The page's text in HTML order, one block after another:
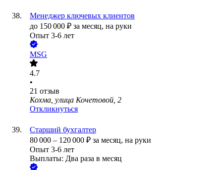
Менеджер ключевых клиентов
до 150 000 ₽ за месяц, на руки
Опыт 3-6 лет
MSG
4.7
•
21 отзыв
Кохма, улица Кочетовой, 2
Откликнуться
Старший бухгалтер
80 000 – 120 000 ₽ за месяц, на руки
Опыт 3-6 лет
Выплаты: Два раза в месяц